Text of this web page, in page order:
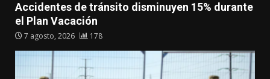
Accidentes de tránsito disminuyen 15% durante
el Plan Vacación
7 agosto, 2026 178